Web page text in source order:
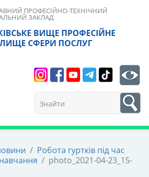
ВИЩЕ ПРОФЕСІЙНЕ
СФЕРИ ПОСЛУГ
ПРОФЕСІЙНО-ТЕХНІЧНИЙ
ЗАКЛАД
1
/ Робота гуртків під час
/ photo_2021-04-23_15-